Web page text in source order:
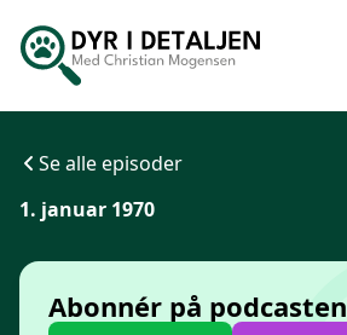
Se alle episoder
1. januar 1970
Abonnér på podcasten